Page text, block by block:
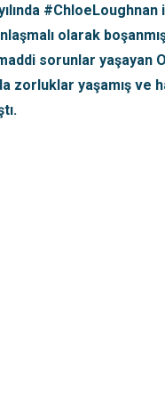
olarak
sorunlar yaşayan
zorluklar yaşamış ve